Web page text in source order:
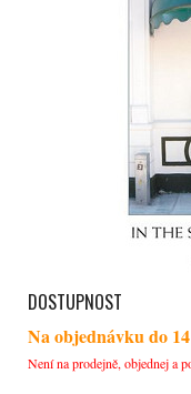
DOSTUPNOST
Na objednávku do
Není na prodejně, objednej a